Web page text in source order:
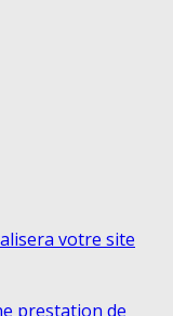
votre site
prestation de